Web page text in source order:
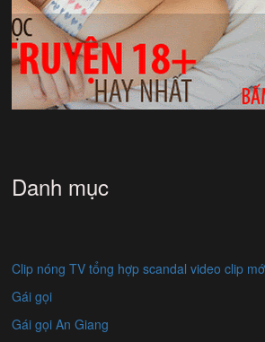
Danh mục
Clip nóng TV tổng hợp scandal video clip
Gái gọi
Gái gọi An Giang